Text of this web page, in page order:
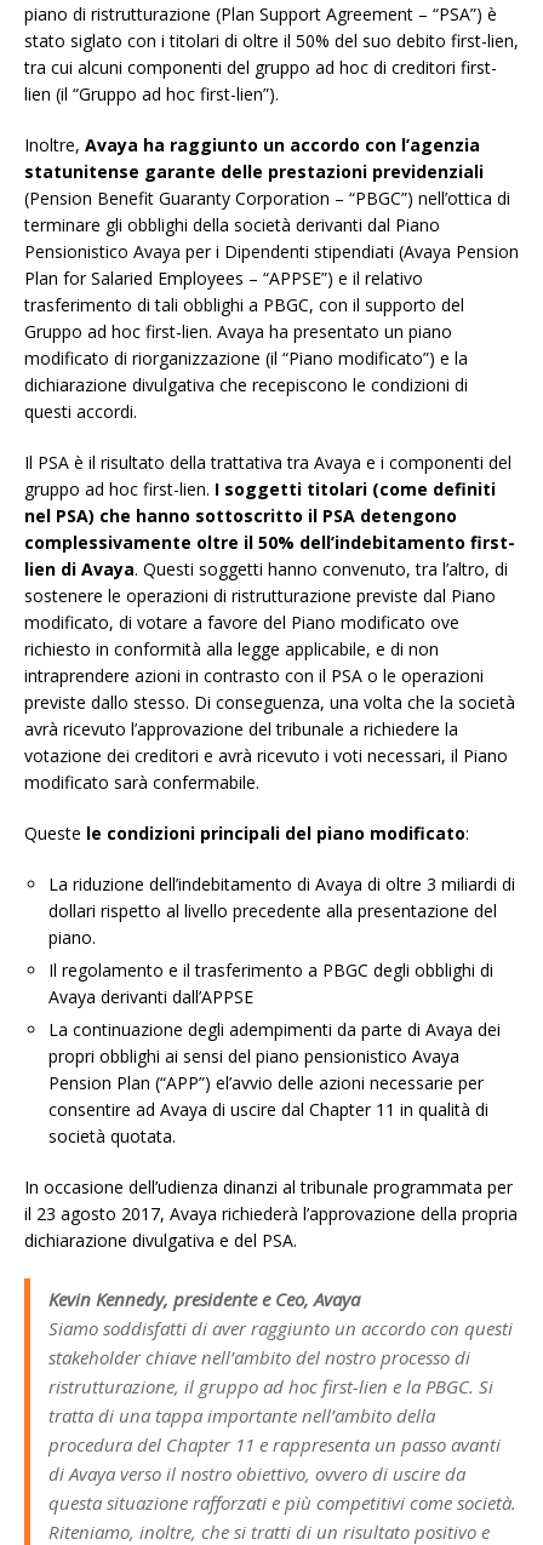
piano di ristrutturazione (Plan Support Agreement – “PSA”) è
stato siglato con i titolari di oltre il 50% del suo debito first-lien,
tra cui alcuni componenti del gruppo ad hoc di creditori first-
lien (il “Gruppo ad hoc first-lien”).
Inoltre, Avaya ha raggiunto un accordo con l’agenzia
statunitense garante delle prestazioni previdenziali
(Pension Benefit Guaranty Corporation – “PBGC”) nell’ottica di
terminare gli obblighi della società derivanti dal Piano
Pensionistico Avaya per i Dipendenti stipendiati (Avaya Pension
Plan for Salaried Employees – “APPSE”) e il relativo
trasferimento di tali obblighi a PBGC, con il supporto del
Gruppo ad hoc first-lien. Avaya ha presentato un piano
modificato di riorganizzazione (il “Piano modificato”) e la
dichiarazione divulgativa che recepiscono le condizioni di
questi accordi.
Il PSA è il risultato della trattativa tra Avaya e i componenti del
gruppo ad hoc first-lien. I soggetti titolari (come definiti
nel PSA) che hanno sottoscritto il PSA detengono
complessivamente oltre il 50% dell’indebitamento first-
lien di Avaya. Questi soggetti hanno convenuto, tra l’altro, di
sostenere le operazioni di ristrutturazione previste dal Piano
modificato, di votare a favore del Piano modificato ove
richiesto in conformità alla legge applicabile, e di non
intraprendere azioni in contrasto con il PSA o le operazioni
previste dallo stesso. Di conseguenza, una volta che la società
avrà ricevuto l’approvazione del tribunale a richiedere la
votazione dei creditori e avrà ricevuto i voti necessari, il Piano
modificato sarà confermabile.
Queste le condizioni principali del piano modificato:
La riduzione dell’indebitamento di Avaya di oltre 3 miliardi di
dollari rispetto al livello precedente alla presentazione del
piano.
Il regolamento e il trasferimento a PBGC degli obblighi di
Avaya derivanti dall’APPSE
La continuazione degli adempimenti da parte di Avaya dei
propri obblighi ai sensi del piano pensionistico Avaya
Pension Plan (“APP”) el’avvio delle azioni necessarie per
consentire ad Avaya di uscire dal Chapter 11 in qualità di
società quotata.
In occasione dell’udienza dinanzi al tribunale programmata per
il 23 agosto 2017, Avaya richiederà l’approvazione della propria
dichiarazione divulgativa e del PSA.
Kevin Kennedy, presidente e Ceo, Avaya
Siamo soddisfatti di aver raggiunto un accordo con questi
stakeholder chiave nell’ambito del nostro processo di
ristrutturazione, il gruppo ad hoc first-lien e la PBGC. Si
tratta di una tappa importante nell’ambito della
procedura del Chapter 11 e rappresenta un passo avanti
di Avaya verso il nostro obiettivo, ovvero di uscire da
questa situazione rafforzati e più competitivi come società.
Riteniamo, inoltre, che si tratti di un risultato positivo e